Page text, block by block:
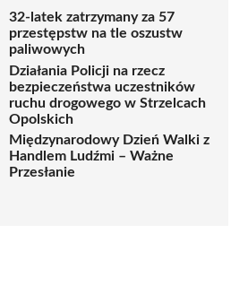
32-latek zatrzymany za 57
przestępstw na tle oszustw
paliwowych
Działania Policji na rzecz
bezpieczeństwa uczestników
ruchu drogowego w Strzelcach
Opolskich
Międzynarodowy Dzień Walki z
Handlem Ludźmi – Ważne
Przesłanie